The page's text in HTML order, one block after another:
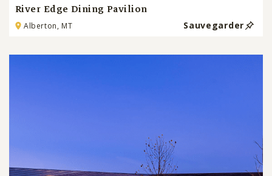
River Edge Dining Pavilion
Alberton, MT Sauvegarder